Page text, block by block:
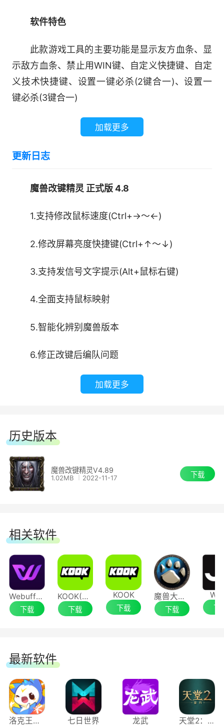
软件特色
此款游戏工具的主要功能是显示友方血条、显
示敌方血条、禁止用WIN键、自定义快捷键、自定
义技术快捷键、设置一键必杀(2键合一)、设置一
键必杀(3键合一)
加载更多
更新日志
魔兽改键精灵 正式版 4.8
1.支持修改鼠标速度(Ctrl+→～←)
2.修改屏幕亮度快捷键(Ctrl+↑～↓)
3.支持发信号文字提示(Alt+鼠标右键)
4.全面支持鼠标映射
5.智能化辨别魔兽版本
6.修正改键后编队问题
加载更多
历史版本
魔兽改键精灵V4.89
1.02MB 2022-11-17 下载
相关软件
Webuff修改器
下载
KOOK(原开黑啦)
下载
KOOK
下载
魔兽大脚插件(bigfoot)
下载 下
最新软件
洛克王国：世界 七日世界 龙武 天堂2：盟约